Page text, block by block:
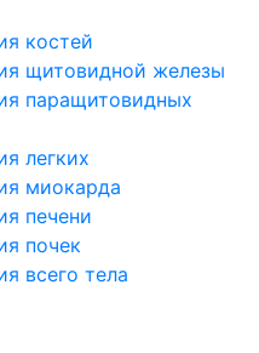
костей
щитовидной железы
паращитовидных
легких
миокарда
печени
почек
всего тела